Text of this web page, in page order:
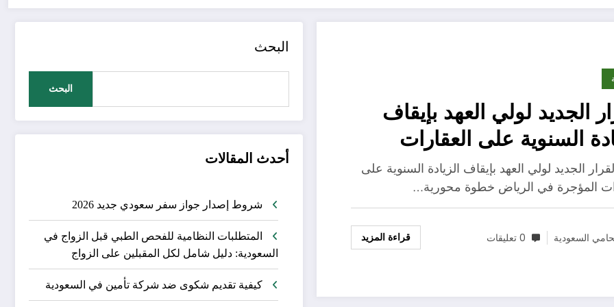
الجديد لولي العهد بإيقاف
السنوية على العقارات
في الرياض
الجديد لولي العهد بإيقاف الزيادة السنوية على
المؤجرة في الرياض خطوة محورية…
السعودية 0 تعليقات قراءة المزيد
البحث
البحث
أحدث المقالات
شروط إصدار جواز سفر سعودي جديد 2026
المتطلبات النظامية للفحص الطبي قبل الزواج في
السعودية: دليل شامل لكل المقبلين على الزواج
كيفية تقديم شكوى ضد شركة تأمين في السعودية